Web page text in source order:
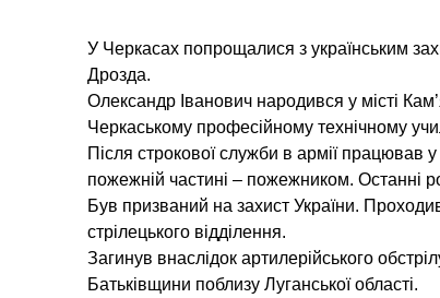
У Черкасах попрощалися з українським
Дрозда.
Олександр Іванович народився у місті
Черкаському професійному технічному
Після строкової служби в армії
пожежній частині – пожежником. Останні
Був призваний на захист України.
стрілецького відділення.
Загинув внаслідок артилерійського
Батьківщини поблизу Луганської області.